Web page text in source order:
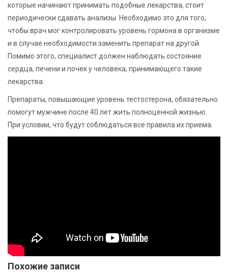
которые начинают принимать подобные лекарства, стоит
периодически сдавать анализы. Необходимо это для того,
чтобы врач мог контролировать уровень гормона в организме
и в случае необходимости заменить препарат на другой.
Помимо этого, специалист должен наблюдать состояние
сердца, печени и почек у человека, принимающего такие
лекарства.
Препараты, повышающие уровень тестостерона, обязательно
помогут мужчине после 40 лет жить полноценной жизнью.
При условии, что будут соблюдаться все правила их приема.
Похожие записи